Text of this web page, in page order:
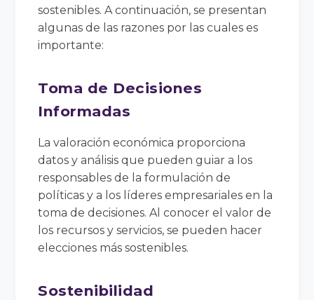
sostenibles. A continuación, se presentan
algunas de las razones por las cuales es
importante:
Toma de Decisiones
Informadas
La valoración económica proporciona
datos y análisis que pueden guiar a los
responsables de la formulación de
políticas y a los líderes empresariales en la
toma de decisiones. Al conocer el valor de
los recursos y servicios, se pueden hacer
elecciones más sostenibles.
Sostenibilidad